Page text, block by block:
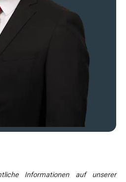
Informationen auf unserer